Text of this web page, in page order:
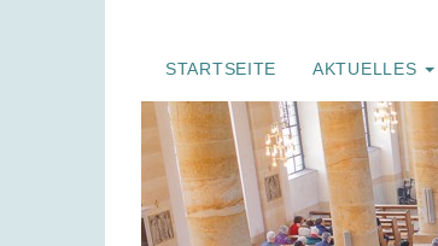
STARTSEITE AKTUELLES